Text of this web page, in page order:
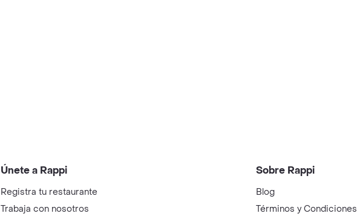
Únete a Rappi
Registra tu restaurante
Trabaja con nosotros
Sobre Rappi
Blog
Términos y Condiciones